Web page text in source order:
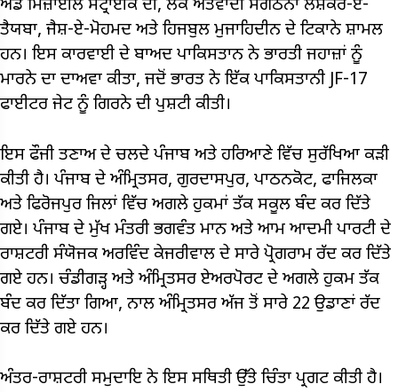
ਐਂਡ ਮਿਜ਼ਾਈਲ ਸਟ੍ਰਾਈਕ ਦੀ, ਲੋਕ ਅੱਤਵਾਦੀ ਸੰਗਠਨਾਂ ਲਸ਼ਕਰ-ਏ-
ਤੈਯਬਾ, ਜੈਸ਼-ਏ-ਮੋਹਮਦ ਅਤੇ ਹਿਜਬੁਲ ਮੁਜਾਹਿਦੀਨ ਦੇ ਟਿਕਾਨੇ ਸ਼ਾਮਲ
ਹਨ। ਇਸ ਕਾਰਵਾਈ ਦੇ ਬਾਅਦ ਪਾਕਿਸਤਾਨ ਨੇ ਭਾਰਤੀ ਜਹਾਜ਼ਾਂ ਨੂੰ
ਮਾਰਨੇ ਦਾ ਦਾਅਵਾ ਕੀਤਾ, ਜਦੋਂ ਭਾਰਤ ਨੇ ਇੱਕ ਪਾਕਿਸਤਾਨੀ JF-17
ਫਾਈਟਰ ਜੇਟ ਨੂੰ ਗਿਰਨੇ ਦੀ ਪੁਸ਼ਟੀ ਕੀਤੀ।
ਇਸ ਫੌਜੀ ਤਣਾਅ ਦੇ ਚਲਦੇ ਪੰਜਾਬ ਅਤੇ ਹਰਿਆਣੇ ਵਿੱਚ ਸੁਰੱਖਿਆ ਕੜੀ
ਕੀਤੀ ਹੈ। ਪੰਜਾਬ ਦੇ ਅੰਮ੍ਰਿਤਸਰ, ਗੁਰਦਾਸਪੁਰ, ਪਾਠਨਕੋਟ, ਫਾਜਿਲਕਾ
ਅਤੇ ਫਿਰੋਜਪੁਰ ਜਿਲਾਂ ਵਿੱਚ ਅਗਲੇ ਹੁਕਮਾਂ ਤੱਕ ਸਕੂਲ ਬੰਦ ਕਰ ਦਿੱਤੇ
ਗਏ। ਪੰਜਾਬ ਦੇ ਮੁੱਖ ਮੰਤਰੀ ਭਗਵੰਤ ਮਾਨ ਅਤੇ ਆਮ ਆਦਮੀ ਪਾਰਟੀ ਦੇ
ਰਾਸ਼ਟਰੀ ਸੰਯੋਜਕ ਅਰਵਿੰਦ ਕੇਜਰੀਵਾਲ ਦੇ ਸਾਰੇ ਪ੍ਰੋਗਰਾਮ ਰੱਦ ਕਰ ਦਿੱਤੇ
ਗਏ ਹਨ। ਚੰਡੀਗੜ੍ਹ ਅਤੇ ਅੰਮ੍ਰਿਤਸਰ ਏਅਰਪੋਰਟ ਦੇ ਅਗਲੇ ਹੁਕਮ ਤੱਕ
ਬੰਦ ਕਰ ਦਿੱਤਾ ਗਿਆ, ਨਾਲ ਅੰਮ੍ਰਿਤਸਰ ਅੱਜ ਤੋਂ ਸਾਰੇ 22 ਉਡਾਣਾਂ ਰੱਦ
ਕਰ ਦਿੱਤੇ ਗਏ ਹਨ।
ਅੰਤਰ-ਰਾਸ਼ਟਰੀ ਸਮੁਦਾਇ ਨੇ ਇਸ ਸਥਿਤੀ ਉੱਤੇ ਚਿੰਤਾ ਪ੍ਰਗਟ ਕੀਤੀ ਹੈ।